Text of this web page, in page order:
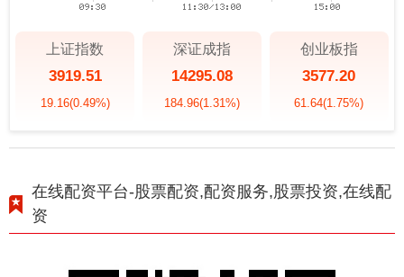
上证指数
3919.51
19.16(0.49%)
深证成指
14295.08
184.96(1.31%)
创业板指
3577.20
61.64(1.75%)
在线配资平台-股票配资,配资服务,股票投资,在线配
资